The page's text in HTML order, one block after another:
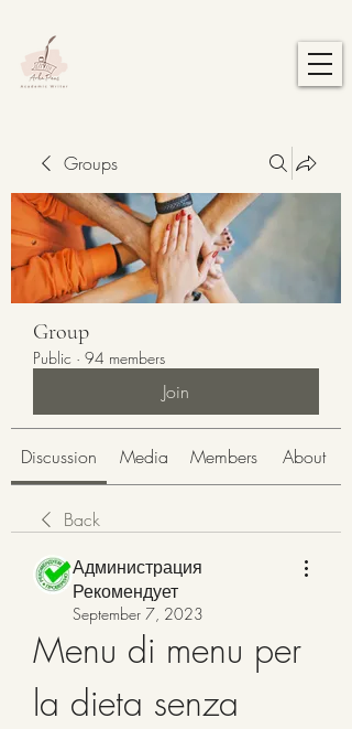
Groups
Group
Public · 94 members
Join
Discussion Media Members About
Back
Администрация
Рекомендует
September 7, 2023
Menu di menu per
la dieta senza